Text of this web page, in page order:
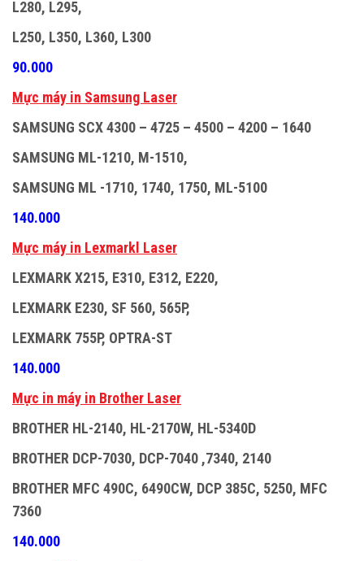
L280, L295,
L250, L350, L360, L300
90.000
Mực máy in Samsung Laser
SAMSUNG SCX 4300 – 4725 – 4500 – 4200 – 1640
SAMSUNG ML-1210, M-1510,
SAMSUNG ML -1710, 1740, 1750, ML-5100
140.000
Mực máy in Lexmarkl Laser
LEXMARK X215, E310, E312, E220,
LEXMARK E230, SF 560, 565P,
LEXMARK 755P, OPTRA-ST
140.000
Mực in máy in Brother Laser
BROTHER HL-2140, HL-2170W, HL-5340D
BROTHER DCP-7030, DCP-7040 ,7340, 2140
BROTHER MFC 490C, 6490CW, DCP 385C, 5250, MFC
7360
140.000